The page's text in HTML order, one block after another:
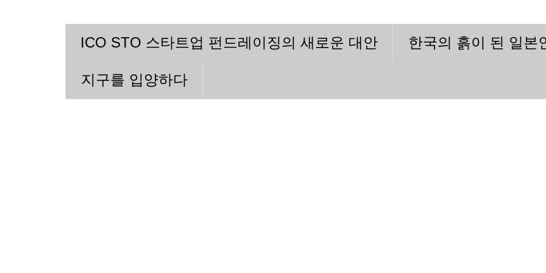
ICO STO 스타트업 펀드레이징의 새로운 대안 한국의 흙이 된 일본
지구를 입양하다